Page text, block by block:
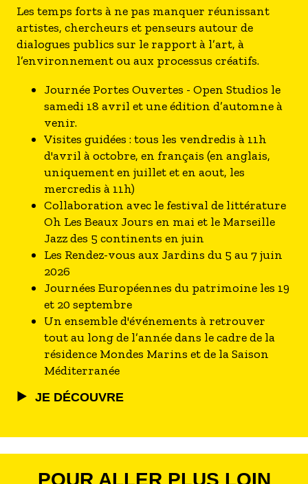
Les temps forts à ne pas manquer réunissant
artistes, chercheurs et penseurs autour de
dialogues publics sur le rapport à l’art, à
l’environnement ou aux processus créatifs.
Journée Portes Ouvertes - Open Studios le
samedi 18 avril et une édition d’automne à
venir.
Visites guidées : tous les vendredis à 11h
d'avril à octobre, en français (en anglais,
uniquement en juillet et en aout, les
mercredis à 11h)
Collaboration avec le festival de littérature
Oh Les Beaux Jours en mai et le Marseille
Jazz des 5 continents en juin
Les Rendez-vous aux Jardins du 5 au 7 juin
2026
Journées Européennes du patrimoine les 19
et 20 septembre
Un ensemble d'événements à retrouver
tout au long de l’année dans le cadre de la
résidence Mondes Marins et de la Saison
Méditerranée
JE DÉCOUVRE
POUR ALLER PLUS LOIN